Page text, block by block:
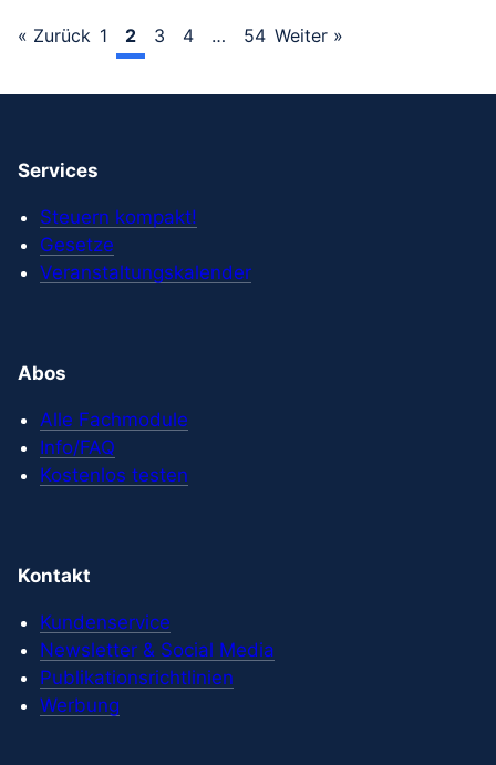
« Zurück 1 2 3 4 … 54 Weiter »
Services
Steuern kompakt!
Gesetze
Veranstaltungskalender
Abos
Alle Fachmodule
Info/FAQ
Kostenlos testen
Kontakt
Kundenservice
Newsletter & Social Media
Publikationsrichtlinien
Werbung